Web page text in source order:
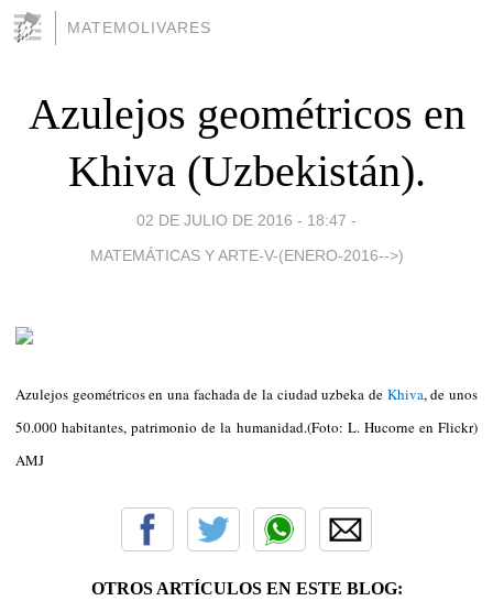
MATEMOLIVARES
Azulejos geométricos en
Khiva (Uzbekistán).
02 DE JULIO DE 2016 - 18:47 -
MATEMÁTICAS Y ARTE-V-(ENERO-2016-->)
Azulejos geométricos en una fachada de la ciudad uzbeka de Khiva, de unos
50.000 habitantes, patrimonio de la humanidad.(Foto: L. Hucorne en Flickr)
AMJ
OTROS ARTÍCULOS EN ESTE BLOG: